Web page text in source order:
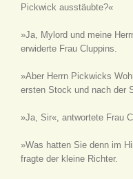
Pickwick ausstäubte?«
»Ja, Mylord und meine
erwiderte Frau Cluppins.
»Aber Herrn Pickwicks
ersten Stock und nach der
»Ja, Sir«, antwortete Frau
»Was hatten Sie denn im
fragte der kleine Richter.